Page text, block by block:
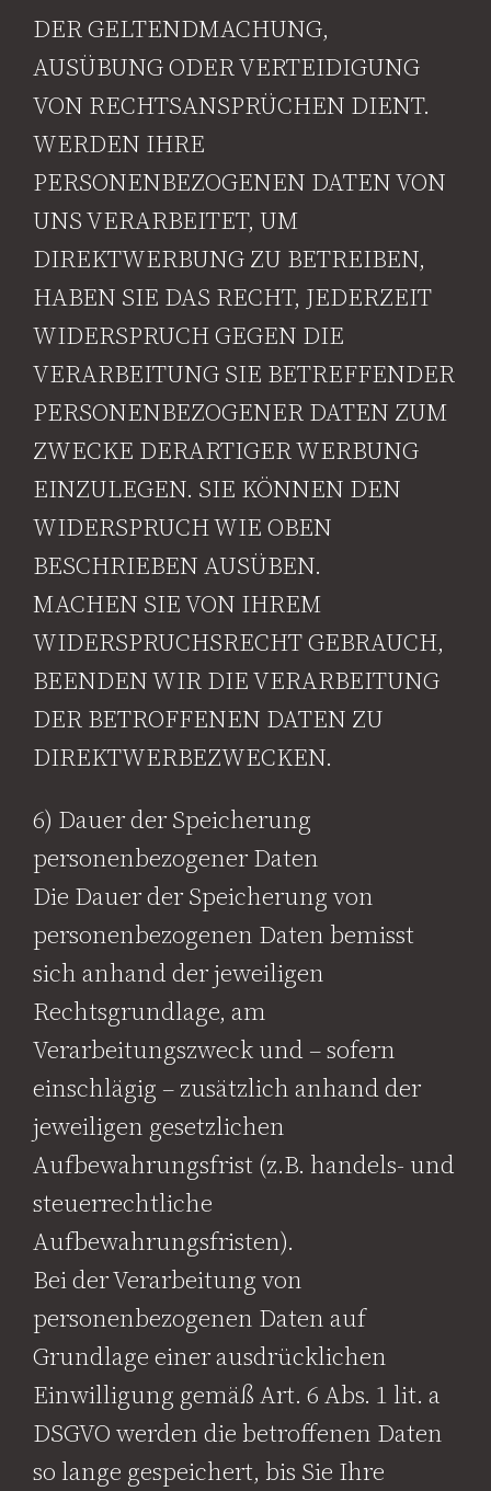
DER GELTENDMACHUNG,
AUSÜBUNG ODER VERTEIDIGUNG
VON RECHTSANSPRÜCHEN DIENT.
WERDEN IHRE
PERSONENBEZOGENEN DATEN VON
UNS VERARBEITET, UM
DIREKTWERBUNG ZU BETREIBEN,
HABEN SIE DAS RECHT, JEDERZEIT
WIDERSPRUCH GEGEN DIE
VERARBEITUNG SIE BETREFFENDER
PERSONENBEZOGENER DATEN ZUM
ZWECKE DERARTIGER WERBUNG
EINZULEGEN. SIE KÖNNEN DEN
WIDERSPRUCH WIE OBEN
BESCHRIEBEN AUSÜBEN.
MACHEN SIE VON IHREM
WIDERSPRUCHSRECHT GEBRAUCH,
BEENDEN WIR DIE VERARBEITUNG
DER BETROFFENEN DATEN ZU
DIREKTWERBEZWECKEN.
6) Dauer der Speicherung
personenbezogener Daten
Die Dauer der Speicherung von
personenbezogenen Daten bemisst
sich anhand der jeweiligen
Rechtsgrundlage, am
Verarbeitungszweck und – sofern
einschlägig – zusätzlich anhand der
jeweiligen gesetzlichen
Aufbewahrungsfrist (z.B. handels- und
steuerrechtliche
Aufbewahrungsfristen).
Bei der Verarbeitung von
personenbezogenen Daten auf
Grundlage einer ausdrücklichen
Einwilligung gemäß Art. 6 Abs. 1 lit. a
DSGVO werden die betroffenen Daten
so lange gespeichert, bis Sie Ihre